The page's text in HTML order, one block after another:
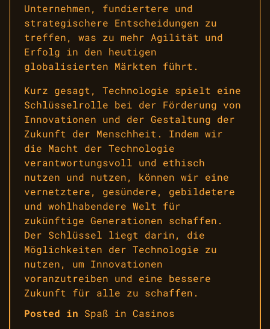
Unternehmen, fundiertere und
strategischere Entscheidungen zu
treffen, was zu mehr Agilität und
Erfolg in den heutigen
globalisierten Märkten führt.
Kurz gesagt, Technologie spielt eine
Schlüsselrolle bei der Förderung von
Innovationen und der Gestaltung der
Zukunft der Menschheit. Indem wir
die Macht der Technologie
verantwortungsvoll und ethisch
nutzen und nutzen, können wir eine
vernetztere, gesündere, gebildetere
und wohlhabendere Welt für
zukünftige Generationen schaffen.
Der Schlüssel liegt darin, die
Möglichkeiten der Technologie zu
nutzen, um Innovationen
voranzutreiben und eine bessere
Zukunft für alle zu schaffen.
Posted in Spaß in Casinos